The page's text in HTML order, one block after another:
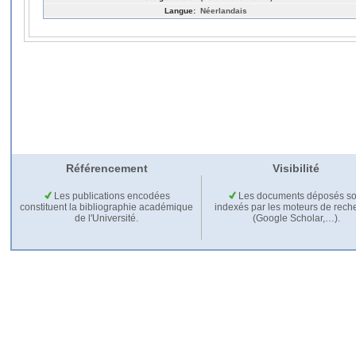
Langue: Néerlandais
Référencement Visibilité
Les publications encodées
constituent la bibliographie académique
de l'Université.
Les documents déposés
indexés par les moteurs de
(Google Scholar,…).